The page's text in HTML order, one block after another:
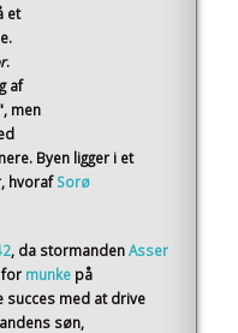
et
.
af
men
Byen ligger i et
hvoraf Sorø
, da stormandenAsser
for munke på
succes med at drive
søn,